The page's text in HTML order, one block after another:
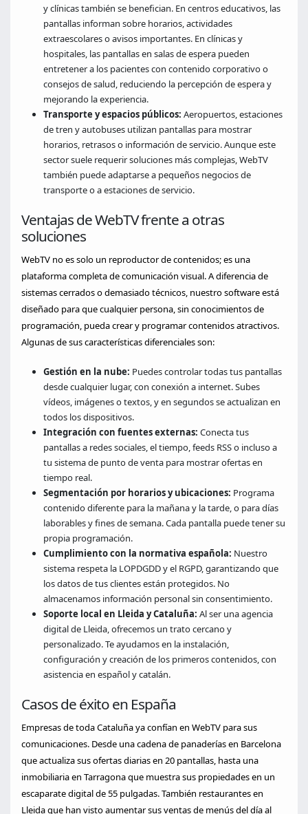
y clínicas también se benefician. En centros educativos, las
pantallas informan sobre horarios, actividades
extraescolares o avisos importantes. En clínicas y
hospitales, las pantallas en salas de espera pueden
entretener a los pacientes con contenido corporativo o
consejos de salud, reduciendo la percepción de espera y
mejorando la experiencia.
Transporte y espacios públicos: Aeropuertos, estaciones
de tren y autobuses utilizan pantallas para mostrar
horarios, retrasos o información de servicio. Aunque este
sector suele requerir soluciones más complejas, WebTV
también puede adaptarse a pequeños negocios de
transporte o a estaciones de servicio.
Ventajas de WebTV frente a otras
soluciones
WebTV no es solo un reproductor de contenidos; es una
plataforma completa de comunicación visual. A diferencia de
sistemas cerrados o demasiado técnicos, nuestro software está
diseñado para que cualquier persona, sin conocimientos de
programación, pueda crear y programar contenidos atractivos.
Algunas de sus características diferenciales son:
Gestión en la nube: Puedes controlar todas tus pantallas
desde cualquier lugar, con conexión a internet. Subes
vídeos, imágenes o textos, y en segundos se actualizan en
todos los dispositivos.
Integración con fuentes externas: Conecta tus
pantallas a redes sociales, el tiempo, feeds RSS o incluso a
tu sistema de punto de venta para mostrar ofertas en
tiempo real.
Segmentación por horarios y ubicaciones: Programa
contenido diferente para la mañana y la tarde, o para días
laborables y fines de semana. Cada pantalla puede tener su
propia programación.
Cumplimiento con la normativa española: Nuestro
sistema respeta la LOPDGDD y el RGPD, garantizando que
los datos de tus clientes están protegidos. No
almacenamos información personal sin consentimiento.
Soporte local en Lleida y Cataluña: Al ser una agencia
digital de Lleida, ofrecemos un trato cercano y
personalizado. Te ayudamos en la instalación,
configuración y creación de los primeros contenidos, con
asistencia en español y catalán.
Casos de éxito en España
Empresas de toda Cataluña ya confían en WebTV para sus
comunicaciones. Desde una cadena de panaderías en Barcelona
que actualiza sus ofertas diarias en 20 pantallas, hasta una
inmobiliaria en Tarragona que muestra sus propiedades en un
escaparate digital de 55 pulgadas. También restaurantes en
Lleida que han visto aumentar sus ventas de menús del día al